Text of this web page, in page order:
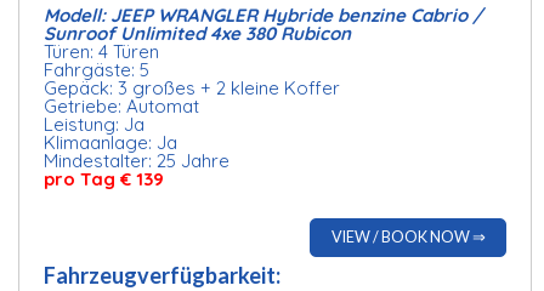
Modell: JEEP WRANGLER Hybride benzine Cabrio /
Sunroof Unlimited 4xe 380 Rubicon
Türen: 4 Türen
Fahrgäste: 5
Gepäck: 3 großes + 2 kleine Koffer
Getriebe: Automat
Leistung: Ja
Klimaanlage: Ja
Mindestalter: 25 Jahre
pro Tag € 139
VIEW / BOOK NOW ⇒
Fahrzeugverfügbarkeit: